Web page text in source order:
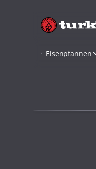
Eisenpfannen